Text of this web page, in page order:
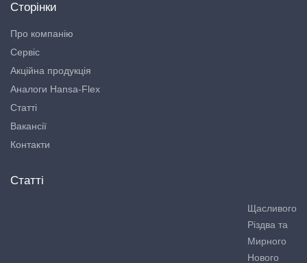
Сторінки
Про компанію
Сервіс
Акційна продукція
Аналоги Hansa-Flex
Статті
Вакансії
Контакти
Статті
Щасливого
Різдва та
Мирного
Нового